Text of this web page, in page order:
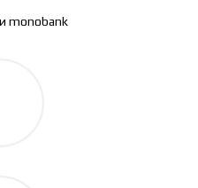
monobank